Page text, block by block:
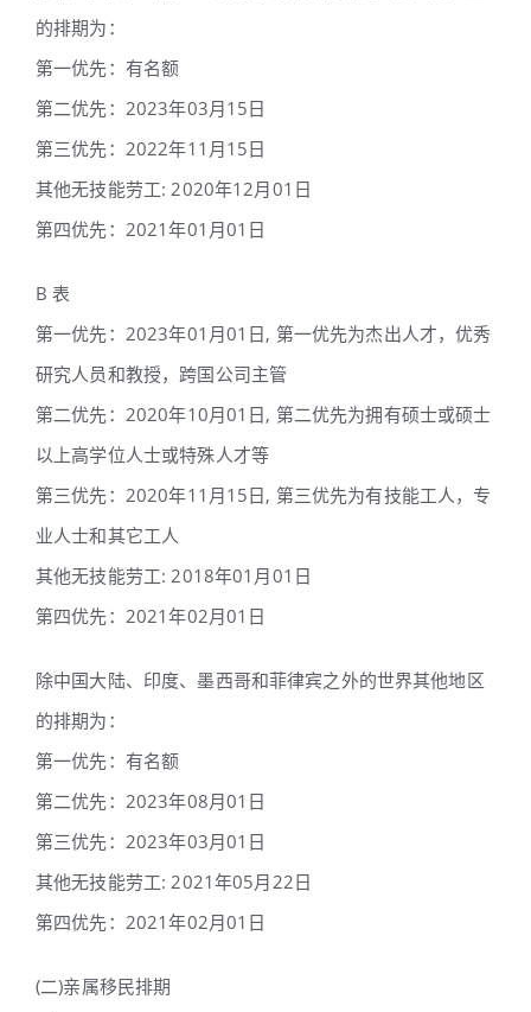
的排期为：
第一优先：有名额
第二优先：2023年03月15日
第三优先：2022年11月15日
其他无技能劳工: 2020年12月01日
第四优先：2021年01月01日
B 表
第一优先：2023年01月01日, 第一优先为杰出人才，优秀
研究人员和教授，跨国公司主管
第二优先：2020年10月01日, 第二优先为拥有硕士或硕士
以上高学位人士或特殊人才等
第三优先：2020年11月15日, 第三优先为有技能工人，专
业人士和其它工人
其他无技能劳工: 2018年01月01日
第四优先：2021年02月01日
除中国大陆、印度、墨西哥和菲律宾之外的世界其他地区
的排期为：
第一优先：有名额
第二优先：2023年08月01日
第三优先：2023年03月01日
其他无技能劳工: 2021年05月22日
第四优先：2021年02月01日
(二)亲属移民排期